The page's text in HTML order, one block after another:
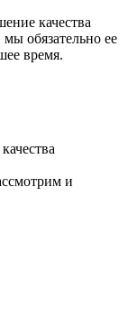
качества
мы обязательно ее
время.
и